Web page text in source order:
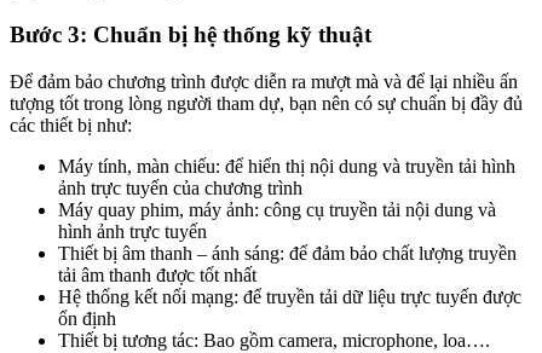
Bước 3: Chuẩn bị hệ thống kỹ thuật
Để đảm bảo chương trình được diễn ra mượt mà và để lại nhiều ấn
tượng tốt trong lòng người tham dự, bạn nên có sự chuẩn bị đầy đủ
các thiết bị như:
Máy tính, màn chiếu: để hiển thị nội dung và truyền tải hình
ảnh trực tuyến của chương trình
Máy quay phim, máy ảnh: công cụ truyền tải nội dung và
hình ảnh trực tuyến
Thiết bị âm thanh – ánh sáng: để đảm bảo chất lượng truyền
tải âm thanh được tốt nhất
Hệ thống kết nối mạng: để truyền tải dữ liệu trực tuyến được
ổn định
Thiết bị tương tác: Bao gồm camera, microphone, loa….